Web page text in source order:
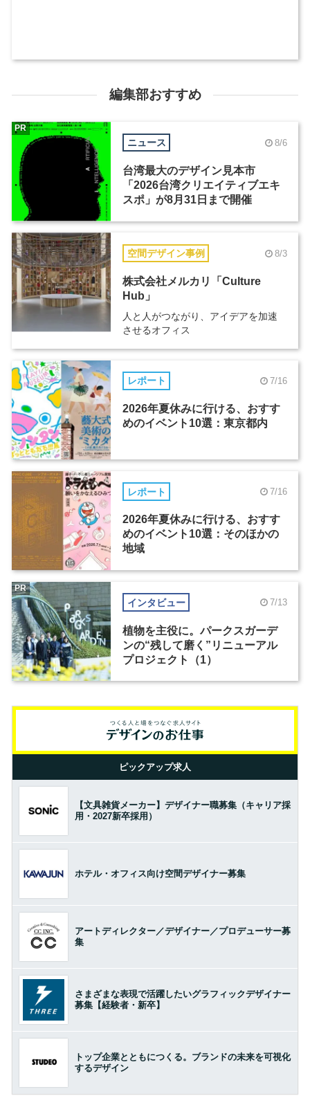
編集部おすすめ
ニュース 8/6
台湾最大のデザイン見本市
「2026台湾クリエイティブエキ
スポ」が8月31日まで開催
PR
空間デザイン事例 8/3
株式会社メルカリ「Culture
Hub」
人と人がつながり、アイデアを加速
させるオフィス
レポート 7/16
2026年夏休みに行ける、おすす
めのイベント10選：東京都内
レポート 7/16
2026年夏休みに行ける、おすす
めのイベント10選：そのほかの
地域
インタビュー 7/13
植物を主役に。パークスガーデ
ンの“残して磨く”リニューアル
プロジェクト（1）
PR
ピックアップ求人
【文具雑貨メーカー】デザイナー職募集（キャリア採
用・2027新卒採用）
ホテル・オフィス向け空間デザイナー募集
アートディレクター／デザイナー／プロデューサー募
集
さまざまな表現で活躍したいグラフィックデザイナー
募集【経験者・新卒】
トップ企業とともにつくる。ブランドの未来を可視化
するデザイン